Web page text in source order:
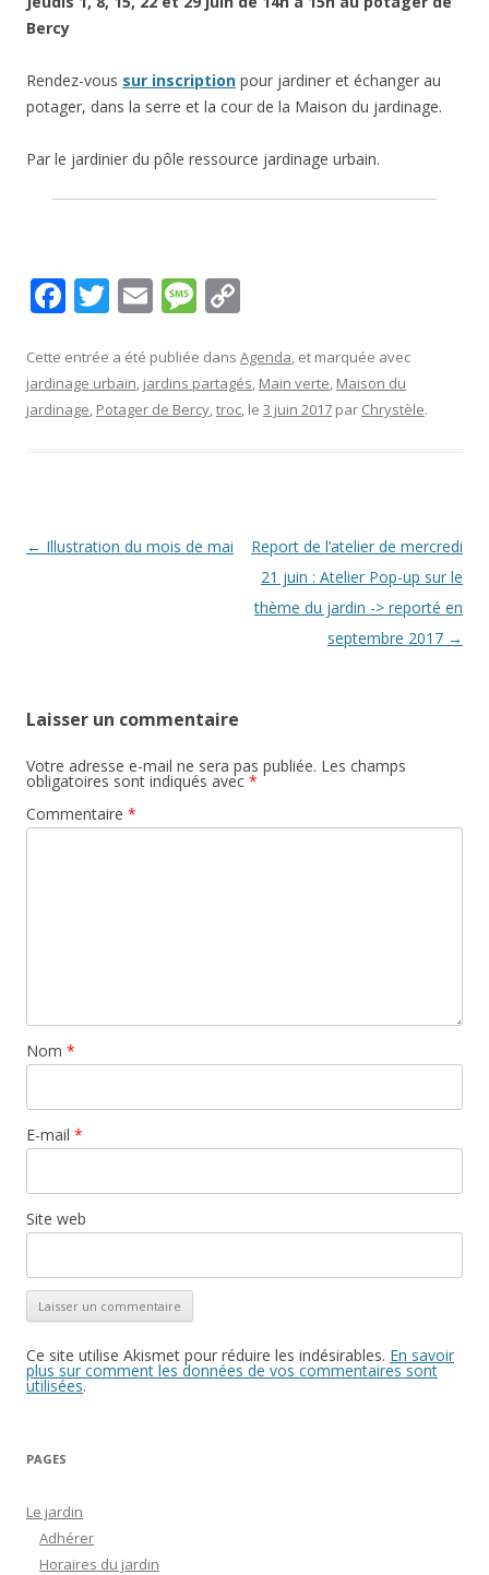
Bercy
Rendez-vous sur inscription pour jardiner et échanger au
potager, dans la serre et la cour de la Maison du jardinage.
Par le jardinier du pôle ressource jardinage urbain.
F
e
b
T
itt
er
E
ai
l
M
ss
a
p
y
Cette entrée a été publiée dans Agenda, et marquée avec
jardinage urbain, jardins partagés, Main verte, Maison du
jardinage, Potager de Bercy,troc, le 3 juin 2017 par Chrystèle.
Navigation
← Illustration du mois de mai
Report de l’atelier de mercredi
21 juin : Atelier Pop-up sur le
thème du jardin -> reporté en
septembre 2017 →
Laisser un commentaire
Votre adresse e-mail ne sera pas publiée. Les champs
obligatoires sont indiqués avec *
Commentaire *
Nom *
E-mail *
Site web
Ce site utilise Akismet pour réduire les indésirables. En savoir
plus sur comment les données de vos commentaires sont
utilisées.
PAGES
Le jardin
Adhérer
Horaires du jardin